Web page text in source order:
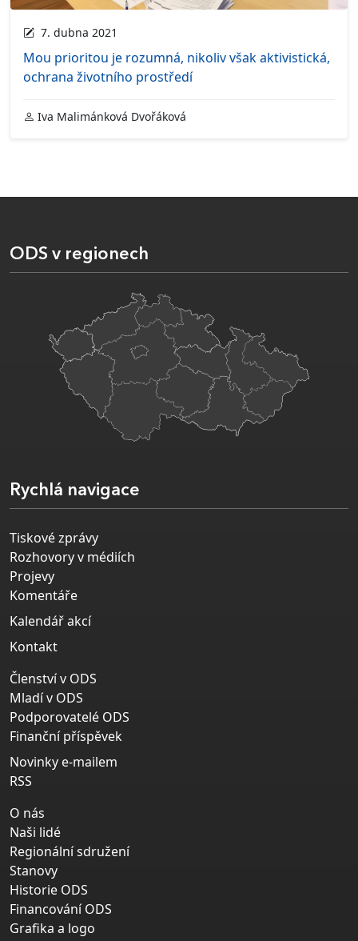
7. dubna 2021
Mou prioritou je rozumná, nikoliv však aktivistická,
ochrana životního prostředí
Iva Malimánková Dvořáková
ODS v regionech
Rychlá navigace
Tiskové zprávy
Rozhovory v médiích
Projevy
Komentáře
Kalendář akcí
Kontakt
Členství v ODS
Mladí v ODS
Podporovatelé ODS
Finanční příspěvek
Novinky e-mailem
RSS
O nás
Naši lidé
Regionální sdružení
Stanovy
Historie ODS
Financování ODS
Grafika a logo